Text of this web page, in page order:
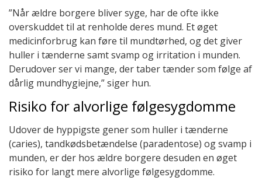
”Når ældre borgere bliver syge, har de ofte ikke
overskuddet til at renholde deres mund. Et øget
medicinforbrug kan føre til mundtørhed, og det giver
huller i tænderne samt svamp og irritation i munden.
Derudover ser vi mange, der taber tænder som følge af
dårlig mundhygiejne,” siger hun.
Risiko for alvorlige følgesygdomme
Udover de hyppigste gener som huller i tænderne
(caries), tandkødsbetændelse (paradentose) og svamp i
munden, er der hos ældre borgere desuden en øget
risiko for langt mere alvorlige følgesygdomme.